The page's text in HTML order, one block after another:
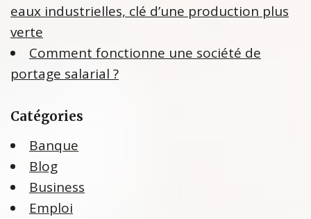
eaux industrielles, clé d’une production plus
verte
Comment fonctionne une société de
portage salarial ?
Catégories
Banque
Blog
Business
Emploi